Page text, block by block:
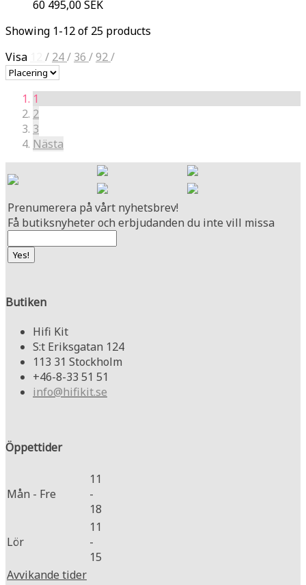
60 495,00 SEK
Showing 1-12 of 25 products
Visa
/ 24/ 36 /92/
1
2
3
Nästa
Prenumerera på vårt nyhetsbrev!
Få butiksnyheter och erbjudanden du inte vill missa
Butiken
Hifi Kit
S:t Eriksgatan 124
113 31 Stockholm
+46-8-33 51 51
info@hifikit.se
Öppettider
Mån - Fre
11
-
18
Lör
11
-
15
Avvikande tider